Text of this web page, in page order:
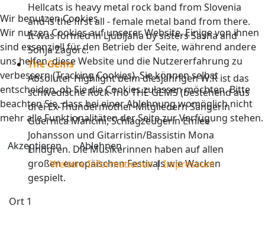
Hellcats is heavy metal rock band from Slovenia
and is the first all - female metal band from there.
It was formed inLjubljana by sisters Sasha and
Sonja Zagorc.
The Gems
Absoluter Highlight beim diesjährigen W:R ist das
schwedische Rock-Trio THE GEMS (bestehend aus
drei Ex-Thundermother-Mitgliedern Sängerin
Guernica Mancini, Schlagzeugerin Emlee
Johansson und Gitarristin/Bassistin Mona
Lindgren. Die Musikerinnen haben auf allen
großen europäischen Festivals wie Wacken
gespielt.
Ort 1
Wir benutzen Cookies
Wir nutzen Cookies auf unserer Website. Einige von ihnen
sind essenziell für den Betrieb der Seite, während andere
uns helfen, diese Website und die Nutzererfahrung zu
verbessern (Tracking Cookies). Sie können selbst
entscheiden, ob Sie die Cookies zulassen möchten. Bitte
beachten Sie, dass bei einer Ablehnung womöglich nicht
mehr alle Funktionalitäten der Seite zur Verfügung stehen.
Akzeptieren
Ablehnen
Weitere Informationen|Impressum